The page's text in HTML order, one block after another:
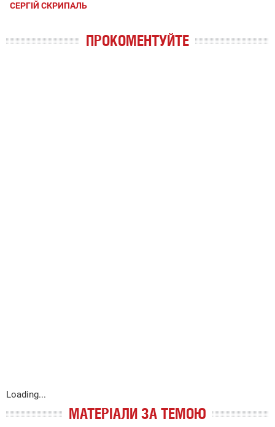
СЕРГІЙ СКРИПАЛЬ
ПРОКОМЕНТУЙТЕ
Loading...
МАТЕРІАЛИ ЗА ТЕМОЮ